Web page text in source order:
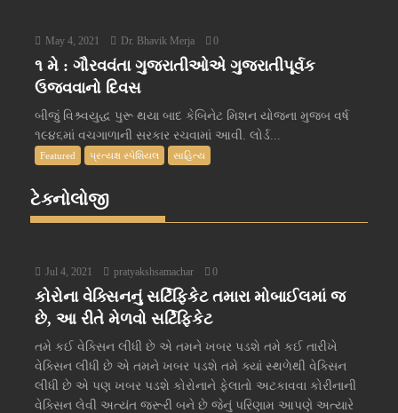
May 4, 2021 Dr. Bhavik Merja 0
૧ મે : ગૌરવવંતા ગુજરાતીઓએ ગુજરાતીપૂર્વક
ઉજવવાનો દિવસ
બીજું વિશ્ર્વયુદ્ધ પુરૂ થયા બાદ કેબિનેટ મિશન યોજના મુજબ વર્ષ
૧૯૪૬માં વચગાળાની સરકાર રચવામાં આવી. લોર્ડ...
Featured પ્રત્યક્ષ સ્પેશિયલ સાહિત્ય
ટેક્નોલોજી
Jul 4, 2021 pratyakshsamachar 0
કોરોના વેક્સિનનું સર્ટિફિકેટ તમારા મોબાઈલમાં જ
છે, આ રીતે મેળવો સર્ટિફિકેટ
તમે કઈ વેક્સિન લીધી છે એ તમને ખબર પડશે તમે કઈ તારીખે
વેક્સિન લીધી છે એ તમને ખબર પડશે તમે ક્યાં સ્થળેથી વેક્સિન
લીધી છે એ પણ ખબર પડશે કોરોનાને ફેલાતો અટકાવવા કોરીનાની
વેક્સિન લેવી અત્યંત જરૂરી બને છે જેનું પરિણામ આપણે અત્યારે